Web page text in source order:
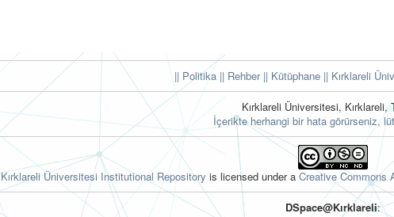
|| Politika || Rehber|| Kütüphane || Kırklareli
Kırklareli Üniversitesi, Kırklareli,
İçerikte herhangi bir hata görürseniz,
Kırklareli Üniversitesi Institutional Repository is licensed under a Creative Commons
DSpace@Kırklareli: